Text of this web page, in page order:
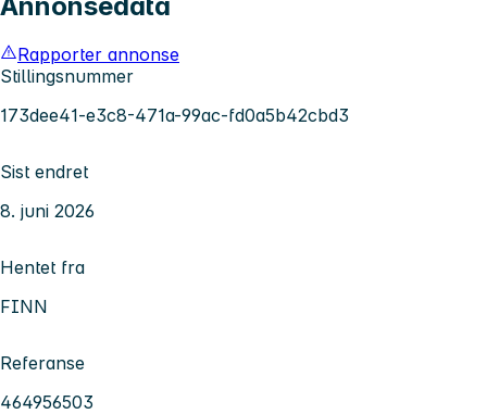
Rapporter annonse
Stillingsnummer
173dee41-e3c8-471a-99ac-fd0a5b42cbd3
Sist endret
8. juni 2026
Hentet fra
FINN
Referanse
464956503